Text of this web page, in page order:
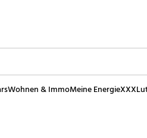
Wohnen & ImmoMeine Energie